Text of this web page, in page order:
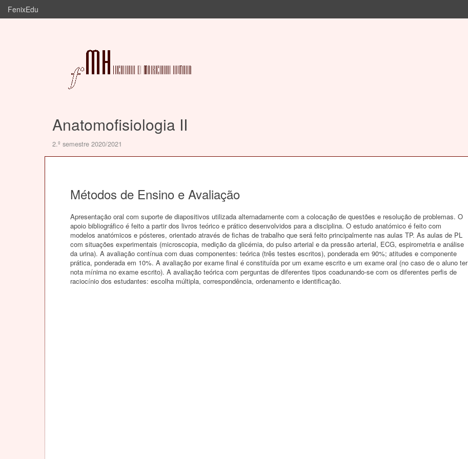
FenixEdu
Anatomofisiologia II
2.º semestre 2020/2021
Métodos de Ensino e Avaliação
Apresentação oral com suporte de diapositivos utilizada alternadamente com a colocação de questões e resolução de problemas. O
apoio bibliográfico é feito a partir dos livros teórico e prático desenvolvidos para a disciplina. O estudo anatómico é feito com
modelos anatómicos e pósteres, orientado através de fichas de trabalho que será feito principalmente nas aulas TP. As aulas de PL
com situações experimentais (microscopia, medição da glicémia, do pulso arterial e da pressão arterial, ECG, espirometria e análise
da urina). A avaliação contínua com duas componentes: teórica (três testes escritos), ponderada em 90%; atitudes e componente
prática, ponderada em 10%. A avaliação por exame final é constituída por um exame escrito e um exame oral (no caso de o aluno ter
nota mínima no exame escrito). A avaliação teórica com perguntas de diferentes tipos coadunando-se com os diferentes perfis de
raciocínio dos estudantes: escolha múltipla, correspondência, ordenamento e identificação.